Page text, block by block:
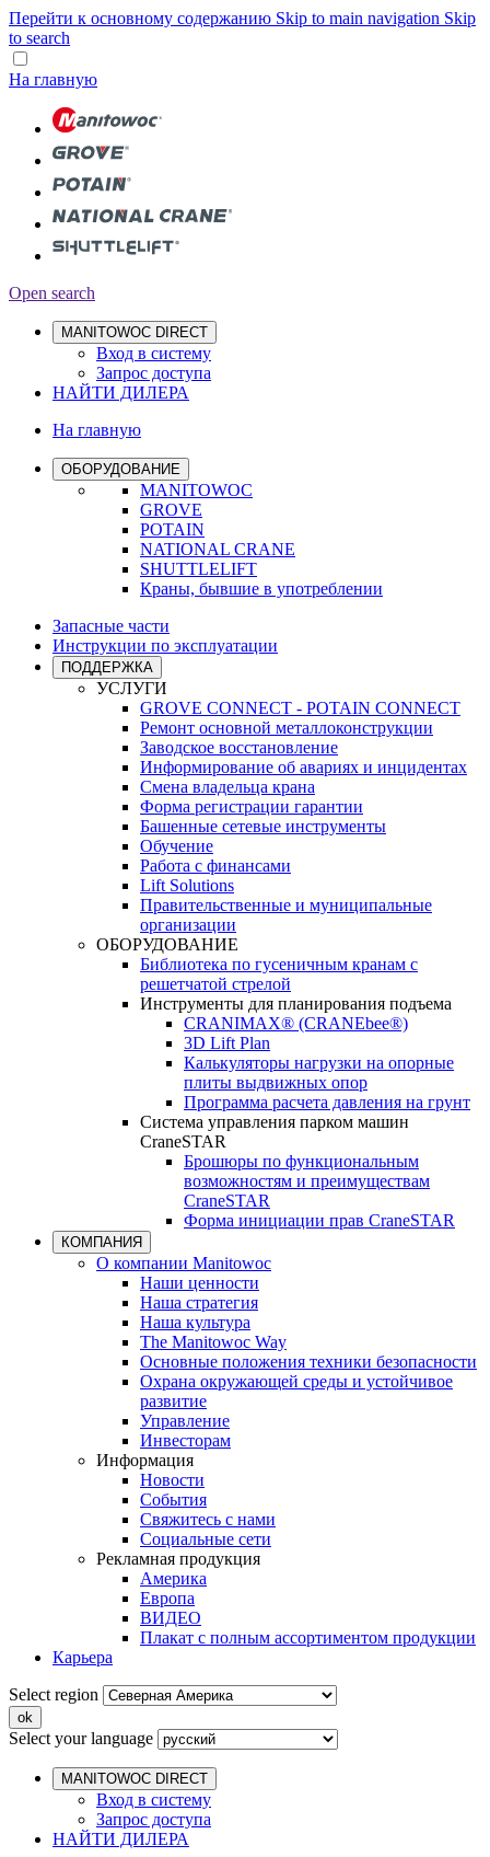
Перейти к основному содержанию Skip to main navigation Skip
to search
На главную
Open search
MANITOWOC DIRECT
Вход в систему
Запрос доступа
НАЙТИ ДИЛЕРА
На главную
ОБОРУДОВАНИЕ
MANITOWOC
GROVE
POTAIN
NATIONAL CRANE
SHUTTLELIFT
Краны, бывшие в употреблении
Запасные части
Инструкции по эксплуатации
ПОДДЕРЖКА
УСЛУГИ
GROVE CONNECT - POTAIN CONNECT
Ремонт основной металлоконструкции
Заводское восстановление
Информирование об авариях и инцидентах
Смена владельца крана
Форма регистрации гарантии
Башенные сетевые инструменты
Обучение
Работа с финансами
Lift Solutions
Правительственные и муниципальные
организации
ОБОРУДОВАНИЕ
Библиотека по гусеничным кранам с
решетчатой стрелой
Инструменты для планирования подъема
CRANIMAX® (CRANEbee®)
3D Lift Plan
Калькуляторы нагрузки на опорные
плиты выдвижных опор
Программа расчета давления на грунт
Система управления парком машин
CraneSTAR
Брошюры по функциональным
возможностям и преимуществам
CraneSTAR
Форма инициации прав CraneSTAR
КОМПАНИЯ
О компании Manitowoc
Наши ценности
Наша стратегия
Наша культура
The Manitowoc Way
Основные положения техники безопасности
Охрана окружающей среды и устойчивое
развитие
Управление
Инвесторам
Информация
Новости
События
Свяжитесь с нами
Социальные сети
Рекламная продукция
Америка
Европа
ВИДЕО
Плакат с полным ассортиментом продукции
Карьера
Select region
Select your language
MANITOWOC DIRECT
Вход в систему
Запрос доступа
НАЙТИ ДИЛЕРА